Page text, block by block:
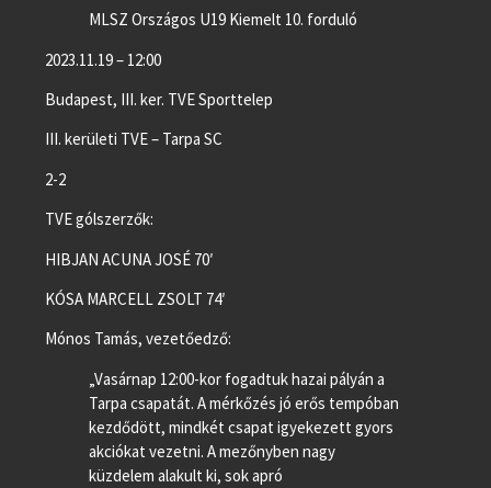
MLSZ Országos U19 Kiemelt 10. forduló
2023.11.19 – 12:00
Budapest, III. ker. TVE Sporttelep
III. kerületi TVE – Tarpa SC
2-2
TVE gólszerzők:
HIBJAN ACUNA JOSÉ 70′
KÓSA MARCELL ZSOLT 74′
Mónos Tamás, vezetőedző:
„Vasárnap 12:00-kor fogadtuk hazai pályán a
Tarpa csapatát. A mérkőzés jó erős tempóban
kezdődött, mindkét csapat igyekezett gyors
akciókat vezetni. A mezőnyben nagy
küzdelem alakult ki, sok apró